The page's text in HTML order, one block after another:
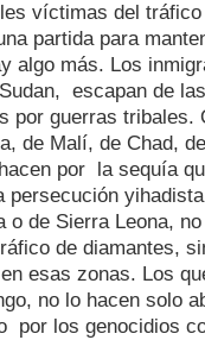
víctimas del
partida para
algo más. Los
escapan de
por guerras
de Malí, de Chad,
por la sequía
persecución
o de Sierra Leona,
de diamantes,
esas zonas. Los
no lo hacen solo
por los genocidios